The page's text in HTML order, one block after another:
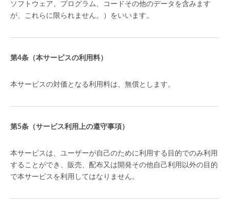
ソフトウェア、プログラム、コードその他のデータを含みます
が、これらに限られません。）をいいます。
（本サービスの利用料）
本サービスの対価となる利用料は、無償とします。
（サービス利用上の遵守事項）
本サービスは、ユーザーが自己のために利用する目的でのみ利用
することができ、販売、配布又は開発その他自己利用以外の目的
で本サービスを利用してはなりません。